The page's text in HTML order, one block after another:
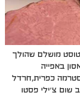
מושלם שהולך
באפייה
כפרית,חרדל
שום צ׳ילי פסטו